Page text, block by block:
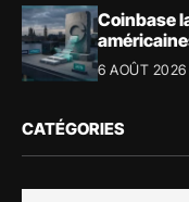
Coinbase
6 AOÛT 2026
CATÉGORIES